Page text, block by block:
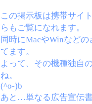
この掲示板は携帯サイ
らもご覧になれます。
同時にMacやWinなど
てます。
よって、その機種独自
ね。
(^o-)b
あと…単なる広告宣伝